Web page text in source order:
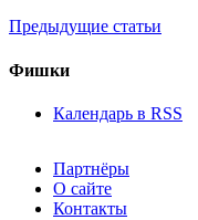
Предыдущие статьи
Фишки
Календарь в RSS
Партнёры
О сайте
Контакты